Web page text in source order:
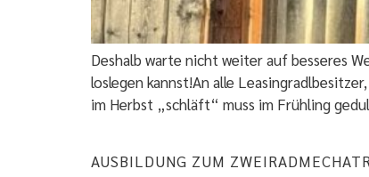
Deshalb warte nicht weiter auf besseres
loslegen kannst!An alle
im Herbst „schläft“ muss im Frühling
AUSBILDUNG ZUM